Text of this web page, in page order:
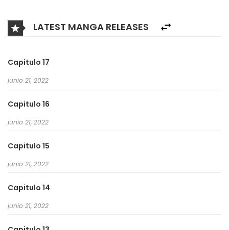
LATEST MANGA RELEASES
Capitulo 17
junio 21, 2022
Capitulo 16
junio 21, 2022
Capitulo 15
junio 21, 2022
Capitulo 14
junio 21, 2022